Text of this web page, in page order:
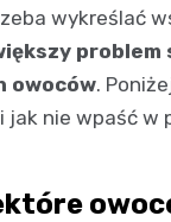
wykreślać
problem
owoców.
nie wpaść w